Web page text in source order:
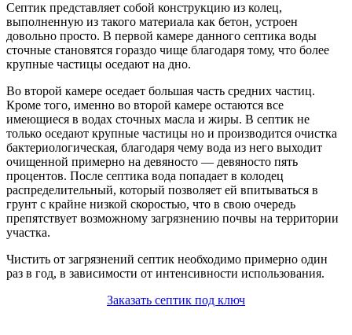
Септик представляет собой конструкцию из колец,
выполненную из такого материала как бетон, устроен
довольно просто. В первой камере данного септика воды
сточные становятся гораздо чище благодаря тому, что более
крупные частицы оседают на дно.
Во второй камере оседает большая часть средних частиц.
Кроме того, именно во второй камере остаются все
имеющиеся в водах сточных масла и жиры. В септик не
только оседают крупные частицы но и производится очистка
бактериологическая, благодаря чему вода из него выходит
очищенной примерно на девяносто — девяносто пять
процентов. После септика вода попадает в колодец
распределительный, который позволяет ей впитываться в
грунт с крайне низкой скоростью, что в свою очередь
препятствует возможному загрязнению почвы на территории
участка.
Чистить от загрязнений септик необходимо примерно один
раз в год, в зависимости от интенсивности использования.
Заказать септик под ключ